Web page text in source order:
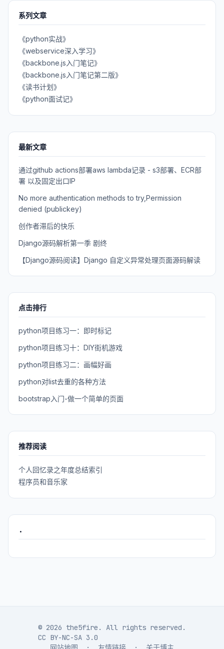
系列文章
《python实战》
《webservice深入学习》
《backbone.js入门笔记》
《backbone.js入门笔记第二版》
《读书计划》
《python面试记》
最新文章
通过github actions部署aws lambda记录 - s3部署、ECR部
署 以及固定出口IP
No more authentication methods to try,Permission
denied (publickey)
创作者滞后的快乐
Django源码解析第一季 剧终
【Django源码阅读】Django 自定义异常处理页面源码解读
点击排行
python项目练习一：即时标记
python项目练习十：DIY街机游戏
python项目练习二：画幅好画
python对list去重的各种方法
bootstrap入门-做一个简单的页面
推荐阅读
个人回忆录之年度总结索引
程序员和音乐家
.
© 2026 the5fire. All rights reserved.
CC BY-NC-SA 3.0